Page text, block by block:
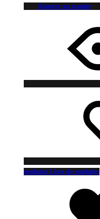
Ajouter au panier
souhaits Liste de souhaits